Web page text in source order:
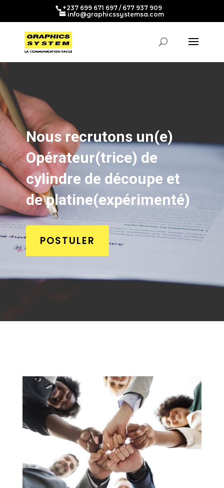
+237 699 671 697 / 677 937 909
info@graphicssystemsa.com
Nous recrutons un(e)
Opérateur(trice) de
cylindre de découpe et
de platine(expérimenté)
POSTULER